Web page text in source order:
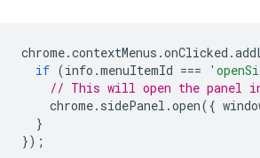
chrome.contextMenus .onClicked .
if (info .menuItemId ===
// This will open the panel
chrome. sidePanel .open({
}
});